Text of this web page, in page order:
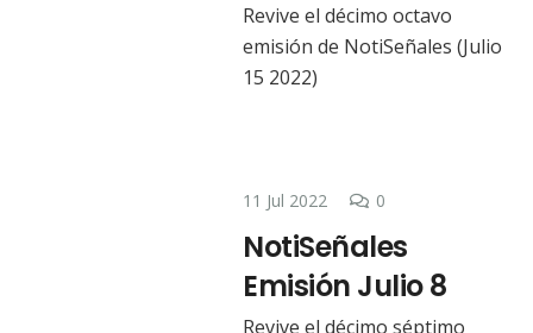
Revive el décimo octavo
emisión de NotiSeñales (Julio
15 2022)
11 Jul 2022 0
NotiSeñales
Emisión Julio 8
Revive el décimo séptimo